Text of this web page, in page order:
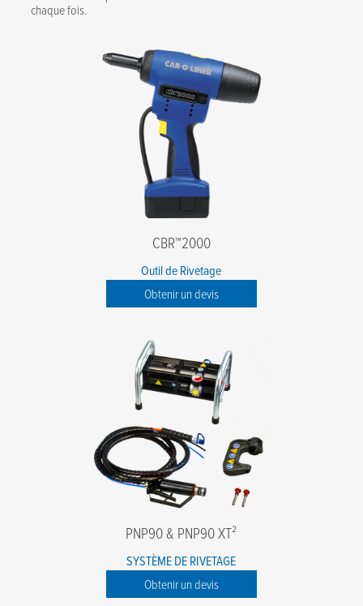
chaque fois.
CBR™2000
Outil de Rivetage
Obtenir un devis
PNP90 & PNP90 XT²
SYSTÈME DE RIVETAGE
Obtenir un devis